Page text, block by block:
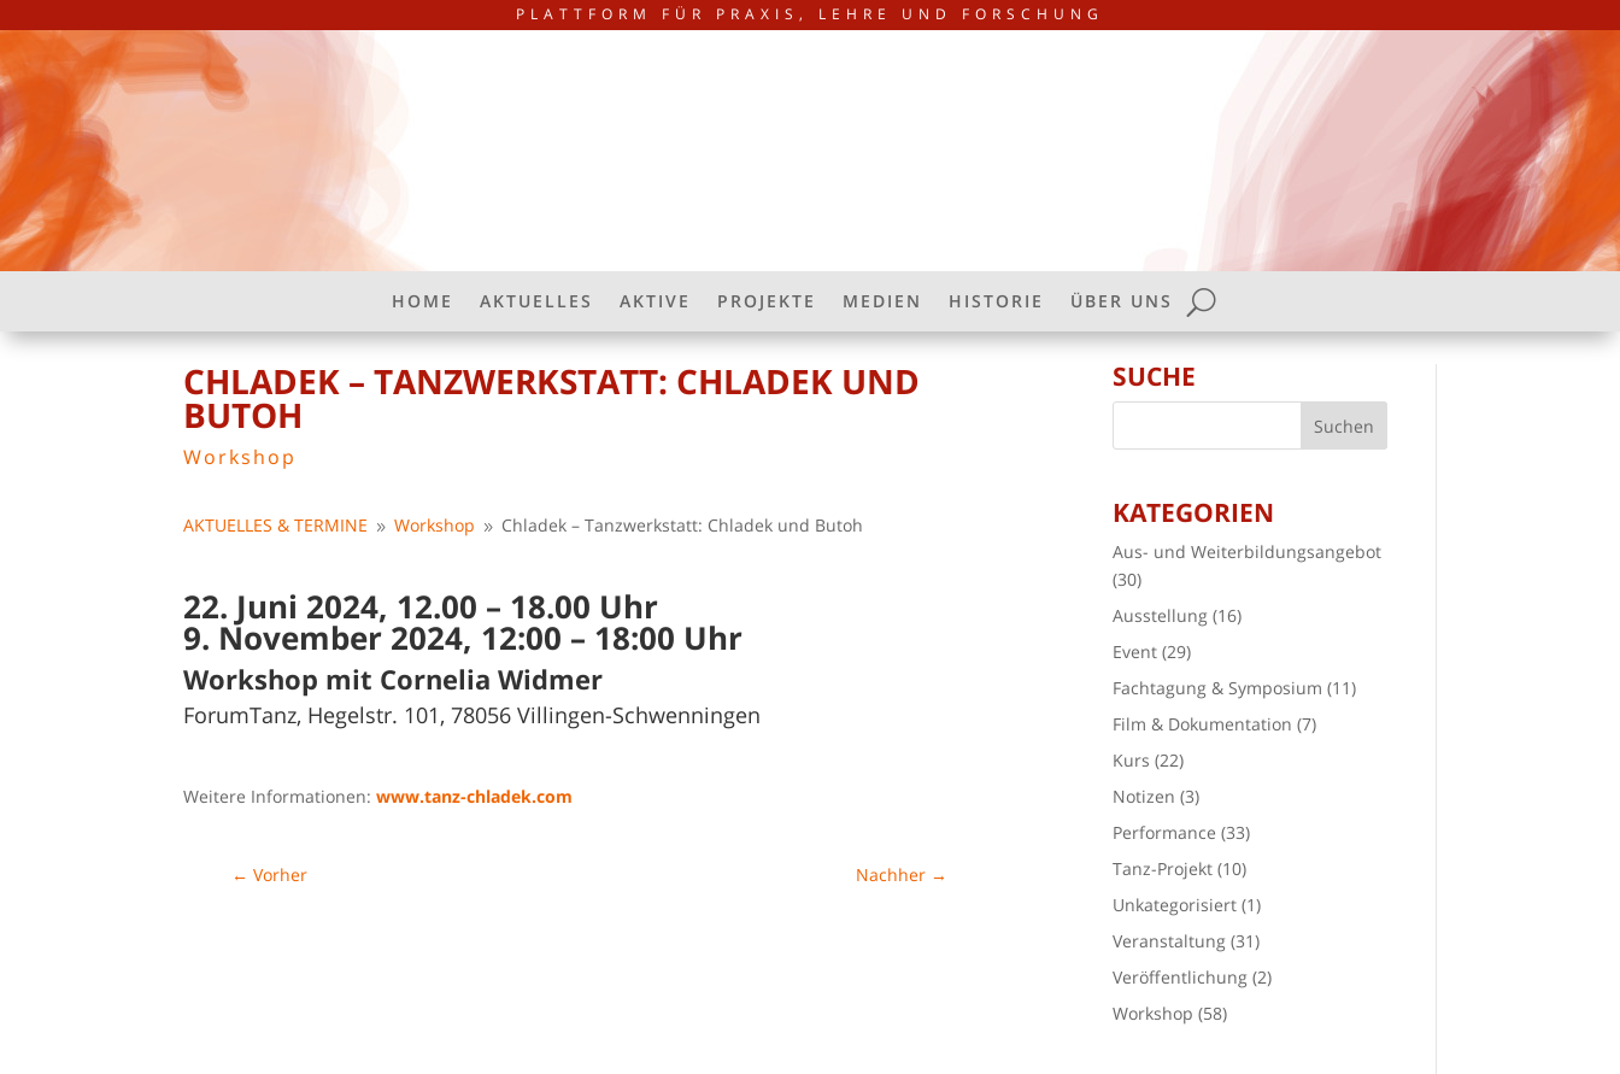
PLATTFORM FÜR PRAXIS, LEHRE UND FORSCHUNG
HOME AKTUELLES AKTIVE PROJEKTE MEDIEN HISTORIE ÜBER UNS
CHLADEK – TANZWERKSTATT: CHLADEK UND
BUTOH
Workshop
AKTUELLES & TERMINE 9 Workshop 9 Chladek – Tanzwerkstatt: Chladek und Butoh
22. Juni 2024, 12.00 – 18.00 Uhr
9. November 2024, 12:00 – 18:00 Uhr
Workshop mit Cornelia Widmer
ForumTanz, Hegelstr. 101, 78056 Villingen-Schwenningen
Weitere Informationen: www.tanz-chladek.com
← Vorher Nachher →
SUCHE
KATEGORIEN
Aus- und Weiterbildungsangebot
(30)
Ausstellung (16)
Event (29)
Fachtagung & Symposium (11)
Film & Dokumentation (7)
Kurs (22)
Notizen (3)
Performance (33)
Tanz-Projekt (10)
Unkategorisiert (1)
Veranstaltung (31)
Veröffentlichung (2)
Workshop (58)